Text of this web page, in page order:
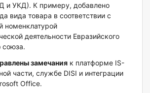
и УКД). К примеру, добавлено
вида товара в соответствии с
номенклатурой
деятельности Евразийского
союза.
замечания к платформе IS-
части, службе DISI и интеграции
Office.